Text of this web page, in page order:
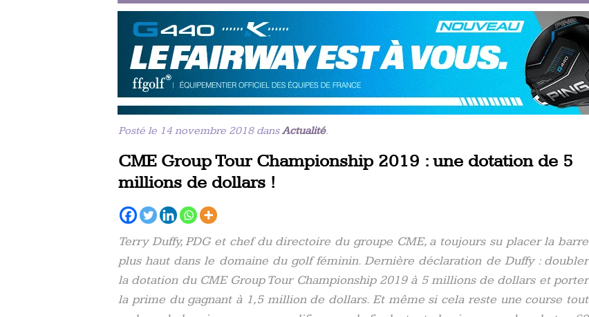
Posté le 14 novembre 2018 dansActualité.
CME Group Tour Championship 2019 : une dotation de 5
millions de dollars !
Terry Duffy, PDG et chef du directoire du groupe CME, a toujours su placer la barre
plus haut dans le domaine du golf féminin. Dernière déclaration de Duffy : doubler
la dotation du CME Group Tour Championship 2019 à 5 millions de dollars et porter
la prime du gagnant à 1,5 million de dollars. Et même si cela reste une course tout